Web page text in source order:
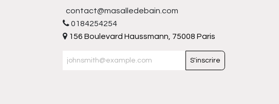
contact@masalledebain.com
0184254254
156 Boulevard Haussmann, 75008 Paris
S'inscrire